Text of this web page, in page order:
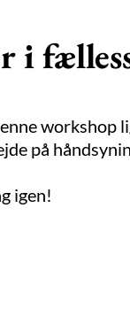
i
workshop
på
igen!